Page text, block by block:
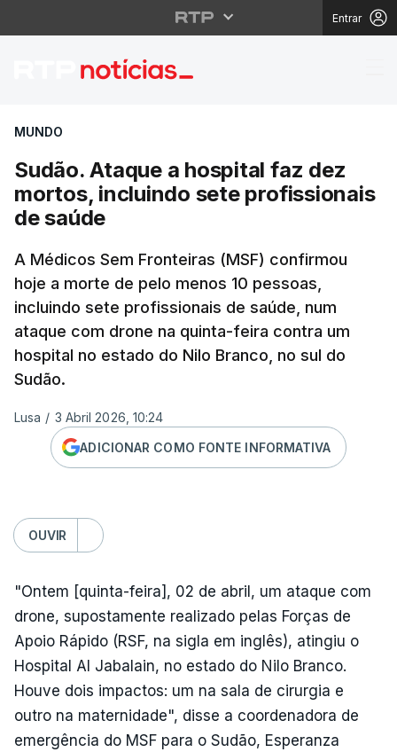
Entrar
Sudão. Ataque a
MUNDO
Sudão. Ataque a hospital faz dez
mortos, incluindo sete profissionais
de saúde
A Médicos Sem Fronteiras (MSF) confirmou
hoje a morte de pelo menos 10 pessoas,
incluindo sete profissionais de saúde, num
ataque com drone na quinta-feira contra um
hospital no estado do Nilo Branco, no sul do
Sudão.
Lusa / 3 Abril 2026, 10:24
ADICIONAR COMO FONTE INFORMATIVA
OUVIR
"Ontem [quinta-feira], 02 de abril, um ataque com
drone, supostamente realizado pelas Forças de
Apoio Rápido (RSF, na sigla em inglês), atingiu o
Hospital Al Jabalain, no estado do Nilo Branco.
Houve dois impactos: um na sala de cirurgia e
outro na maternidade", disse a coordenadora de
emergência do MSF para o Sudão, Esperanza